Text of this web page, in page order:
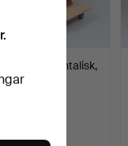
orientalisk,